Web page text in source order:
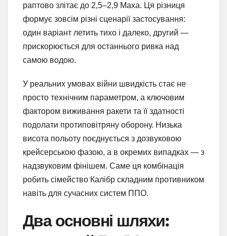
раптово злітає до 2,5–2,9 Маха. Ця різниця
формує зовсім різні сценарії застосування:
один варіант летить тихо і далеко, другий —
прискорюється для останнього ривка над
самою водою.
У реальних умовах війни швидкість стає не
просто технічним параметром, а ключовим
фактором виживання ракети та її здатності
подолати протиповітряну оборону. Низька
висота польоту поєднується з дозвуковою
крейсерською фазою, а в окремих випадках — з
надзвуковим фінішем. Саме ця комбінація
робить сімейство Калібр складним противником
навіть для сучасних систем ППО.
Два основні шляхи: